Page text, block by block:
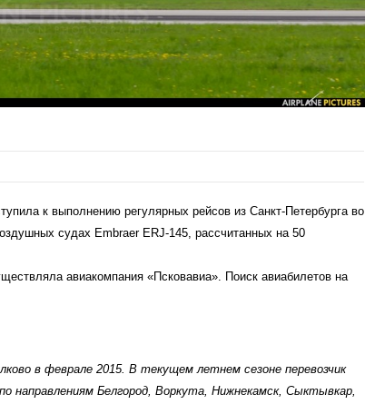
к выполнению регулярных рейсов из Санкт-Петербурга во
судах Embraer ERJ-145, рассчитанных на 50
авиакомпания «Псковавиа». Поиск авиабилетов на
в феврале 2015. В текущем летнем сезоне перевозчик
направлениям Белгород, Воркута, Нижнекамск, Сыктывкар,